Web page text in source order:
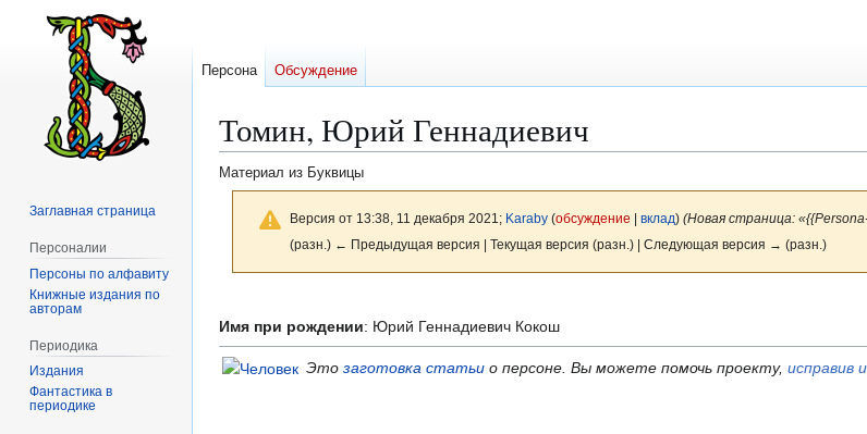
Томин, Юрий Геннадиевич
Материал из Буквицы
Версия от 13:38, 11 декабря 2021; Karaby (обсуждение вклад) (Новая страница:
(разн.) ← Предыдущая версия | Текущая версия (разн.) | Следующая версия → (разн.)
к
навигации
к
поиску
Имя при рождении: Юрий Геннадиевич Кокош
Это заготовка статьи о персоне. Вы можете помочь проекту, исправив
Персона Обсуждение
Заглавная страница
Персоналии
Персоны по алфавиту
Книжные издания по
авторам
Периодика
Издания
Фантастика в
периодике